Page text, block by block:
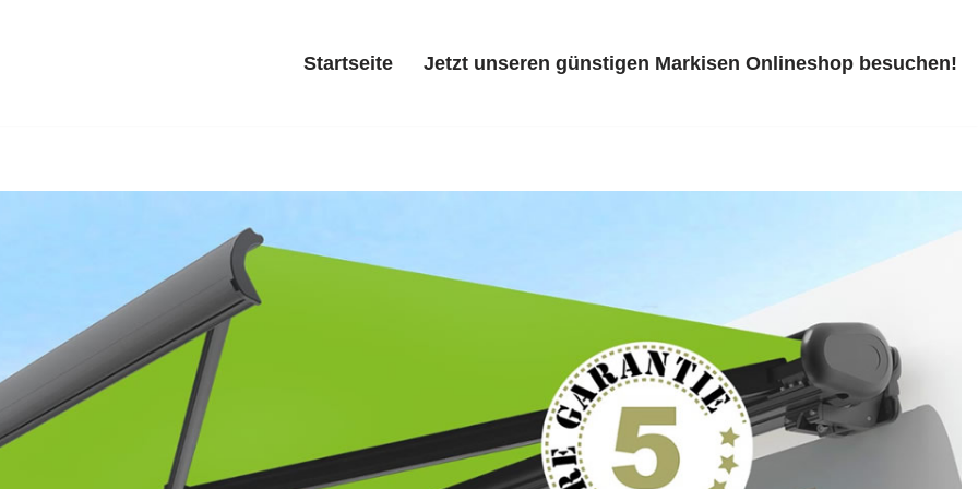
Startseite Jetzt unseren günstigen Markisen Onlineshop besuchen!